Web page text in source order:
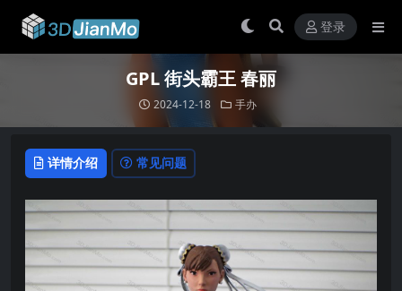
登录
GPL 街头霸王 春丽
2024-12-18 手办
详情介绍 常见问题